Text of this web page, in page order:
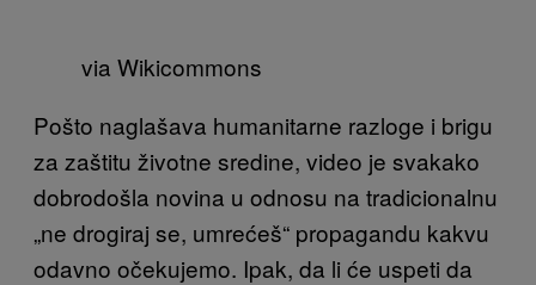
via Wikicommons
Pošto naglašava humanitarne razloge i brigu
za zaštitu životne sredine, video je svakako
dobrodošla novina u odnosu na tradicionalnu
„ne drogiraj se, umrećeš“ propagandu kakvu
odavno očekujemo. Ipak, da li će uspeti da